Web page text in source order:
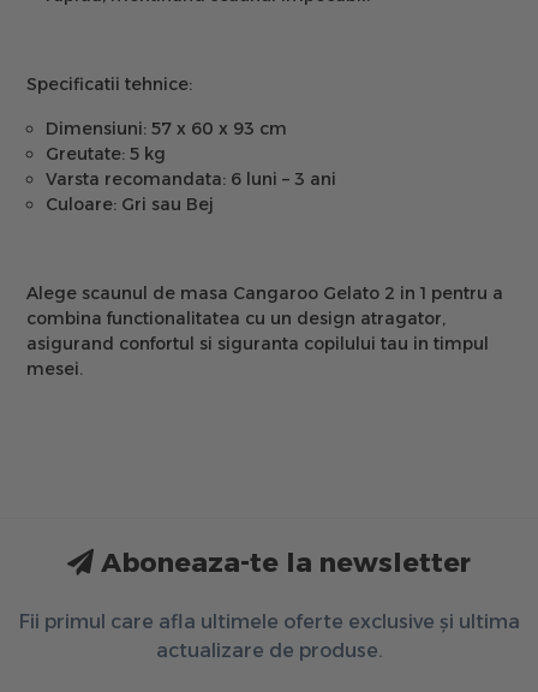
Specificatii tehnice:
Dimensiuni: 57 x 60 x 93 cm
Greutate: 5 kg
Varsta recomandata: 6 luni – 3 ani
Culoare: Gri sau Bej
Alege scaunul de masa Cangaroo Gelato 2 in 1 pentru a
combina functionalitatea cu un design atragator,
asigurand confortul si siguranta copilului tau in timpul
mesei.
Aboneaza-te la newsletter
Fii primul care afla ultimele oferte exclusive și ultima
actualizare de produse.